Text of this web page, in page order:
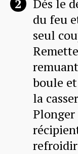
Dés le
du feu
seul
boule
la
Plonger